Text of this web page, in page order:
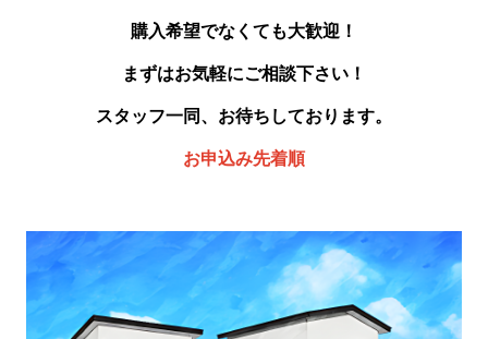
購入希望でなくても大歓迎！
まずはお気軽にご相談下さい！
スタッフ一同、お待ちしております。
お申込み先着順